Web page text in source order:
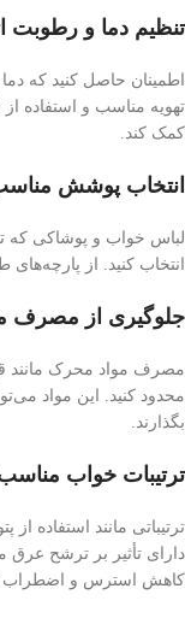
تنظیم دما و رطوبت
اطمینان حاصل کنید که
تهویه مناسب و استفاده
کمک کند.
انتخاب پوشش
لباس خواب و پوشاکی که
انتخاب کنید. از پارچه‌های
جلوگیری از مصرف
مصرف مواد محرک مانند
محدود کنید. این مواد
بگذارند.
ترتیبات خواب
ترتیباتی مانند استفاده
دارای تأثیر بر ترشح
کاهش استرس و اضطراب